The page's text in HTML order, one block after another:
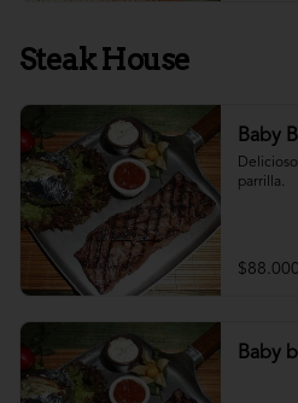
Steak House
Baby
parrilla.
$88.000
Baby